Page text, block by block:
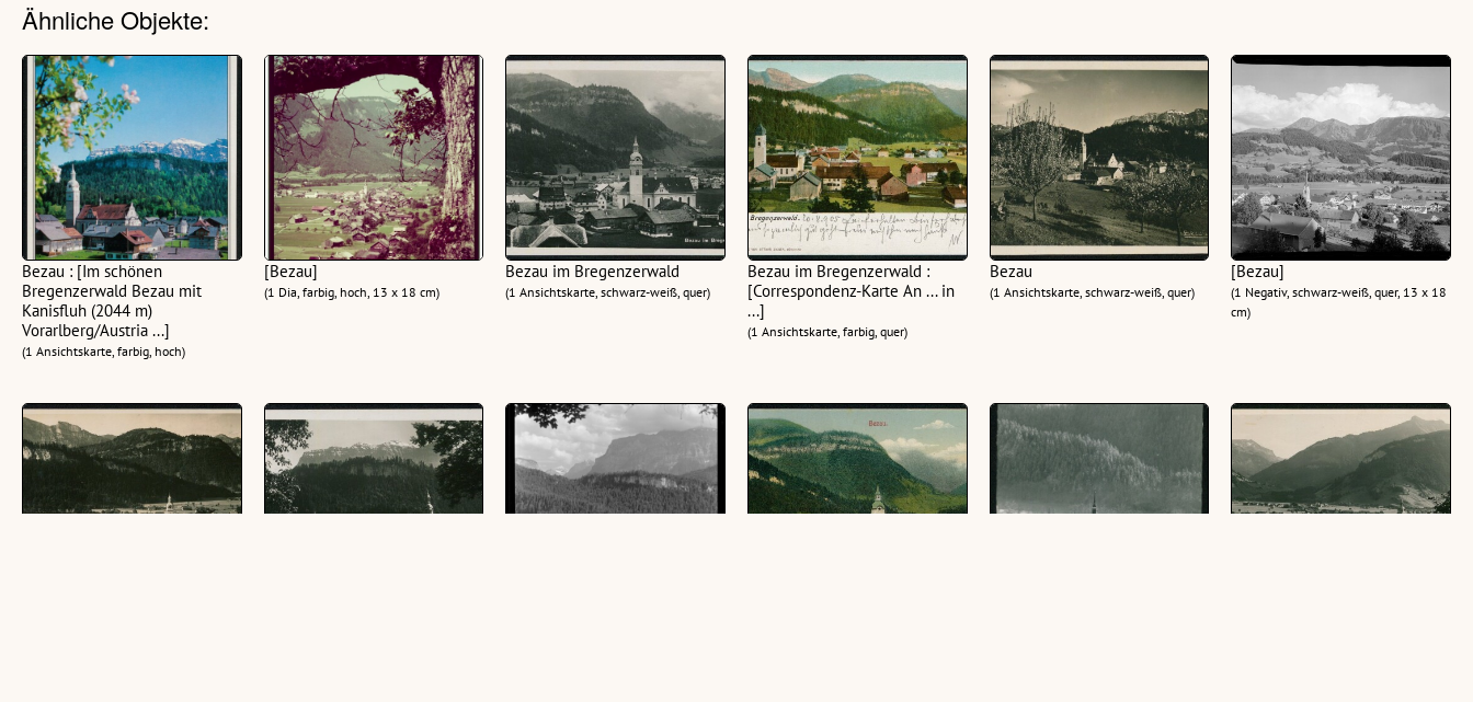
Ähnliche Objekte:
Bezau : [Im schönen
Bregenzerwald Bezau mit
Kanisfluh (2044 m)
Vorarlberg/Austria ...]
(1 Ansichtskarte, farbig, hoch)
[Bezau]
(1 Dia, farbig, hoch, 13 x 18 cm)
Bezau im Bregenzerwald
(1 Ansichtskarte, schwarz-weiß, quer)
Bezau im Bregenzerwald :
[Correspondenz-Karte An ... in
...]
(1 Ansichtskarte, farbig, quer)
Bezau
(1 Ansichtskarte, schwarz-weiß, quer)
[Bezau]
(1 Negativ, schwarz-weiß, quer, 13 x 18
cm)